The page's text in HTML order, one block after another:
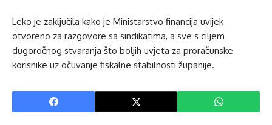
Leko je zaključila kako je Ministarstvo financija uvijek
otvoreno za razgovore sa sindikatima, a sve s ciljem
dugoročnog stvaranja što boljih uvjeta za proračunske
korisnike uz očuvanje fiskalne stabilnosti županije.